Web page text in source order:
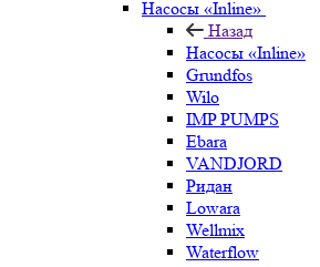
Насосы «Inline»
Назад
Насосы «Inline»
Grundfos
Wilo
IMP PUMPS
Ebara
VANDJORD
Ридан
Lowara
Wellmix
Waterflow